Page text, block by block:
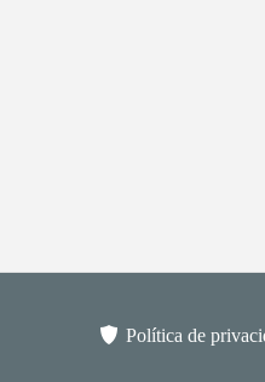
Política de